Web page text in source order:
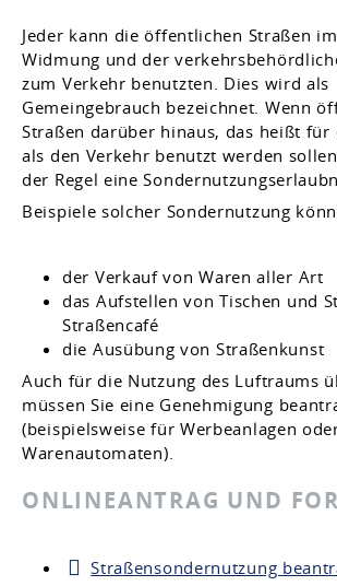
Jeder kann die öffentlichen Straßen
Widmung und der
zum Verkehr benutzten. Dies wird als
Gemeingebrauch bezeichnet. Wenn
Straßen darüber hinaus, das heißt für
als den Verkehr benutzt werden
der Regel eine
Beispiele solcher Sondernutzung
der Verkauf von Waren aller Art
das Aufstellen von Tischen und
Straßencafé
die Ausübung von Straßenkunst
Auch für die Nutzung des Luftraums
müssen Sie eine Genehmigung
(beispielsweise für Werbeanlagen
Warenautomaten).
ONLINEANTRAG UND
Straßensondernutzung